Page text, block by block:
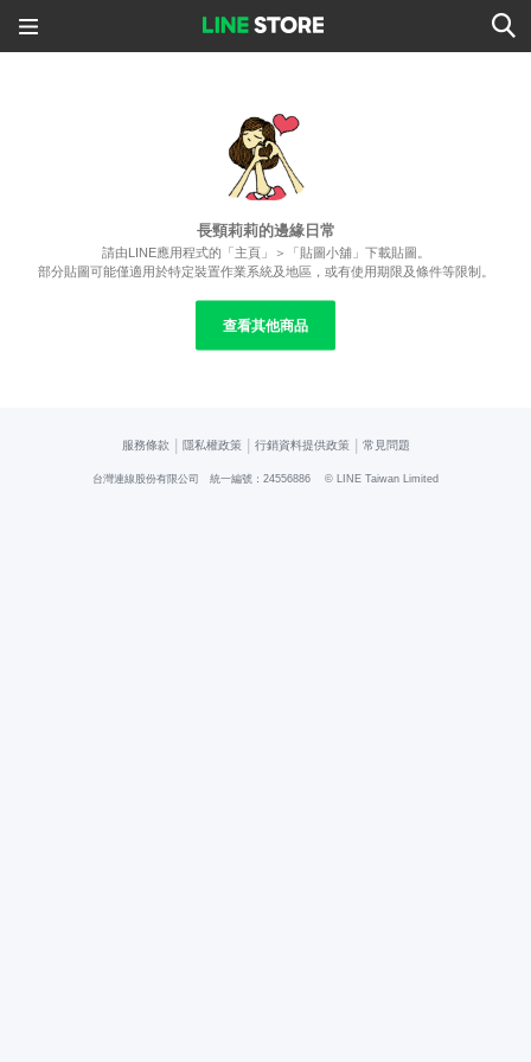
長頸莉莉的邊緣日常
請由LINE應用程式的「主頁」＞「貼圖小舖」下載貼圖。
部分貼圖可能僅適用於特定裝置作業系統及地區，或有使用期限及條件等限制。
查看其他商品
服務條款 隱私權政策 行銷資料提供政策 常見問題
台灣連線股份有限公司 統一編號：24556886 © LINE Taiwan Limited